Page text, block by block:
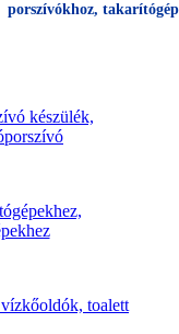
porszívókhoz,